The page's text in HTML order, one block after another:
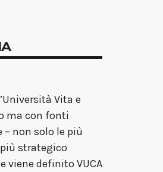
Vita e
ma con fonti
non solo le più
strategico
viene definito VUCA